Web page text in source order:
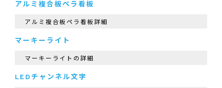
アルミ複合板ペラ看板
アルミ複合板ペラ看板詳細
マーキーライト
マーキーライトの詳細
LEDチャンネル文字